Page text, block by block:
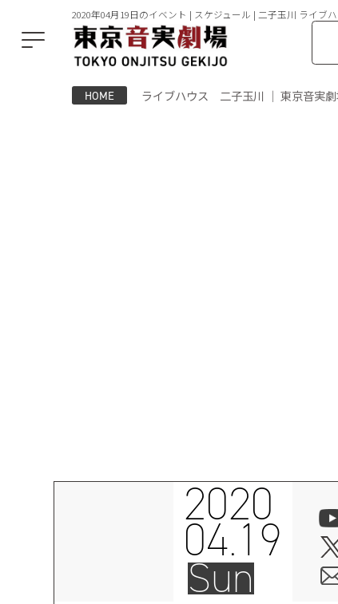
2020年04月19日のイベント | スケジュール | 二子玉川 ライブ
HOME ライブハウス 二子玉川 ｜ 東京音実
2020
04.19
Sun